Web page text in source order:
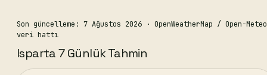
Son güncelleme: 7 Ağustos 2026 · OpenWeatherMap / Open-Meteo
veri hattı
Isparta 7 Günlük Tahmin